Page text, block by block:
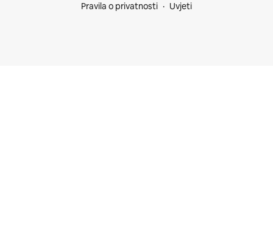
Pravila o privatnosti
Uvjeti